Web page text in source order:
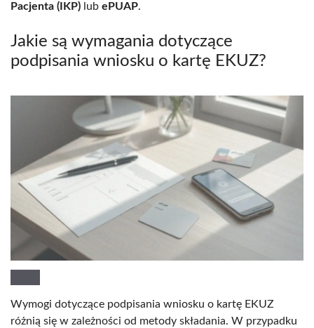
Pacjenta (IKP) lub ePUAP.
Jakie są wymagania dotyczące
podpisania wniosku o kartę EKUZ?
Wymogi dotyczące podpisania wniosku o kartę EKUZ
różnią się w zależności od metody składania. W przypadku